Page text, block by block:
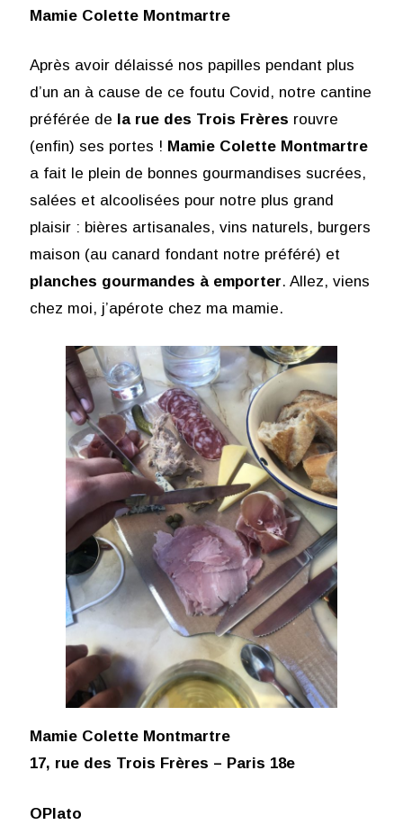
Mamie Colette Montmartre
Après avoir délaissé nos papilles pendant plus
d’un an à cause de ce foutu Covid, notre cantine
préférée de
la rue des Trois Frères rouvre
(enfin) ses portes ! Mamie Colette Montmartre
a fait le plein de bonnes gourmandises sucrées,
salées et alcoolisées pour notre plus grand
plaisir : bières artisanales, vins naturels, burgers
maison (au canard fondant notre préféré) et
planches gourmandes à emporter. Allez, viens
chez moi, j’apérote chez ma mamie.
Mamie Colette Montmartre
17, rue des Trois Frères – Paris 18e
OPlato